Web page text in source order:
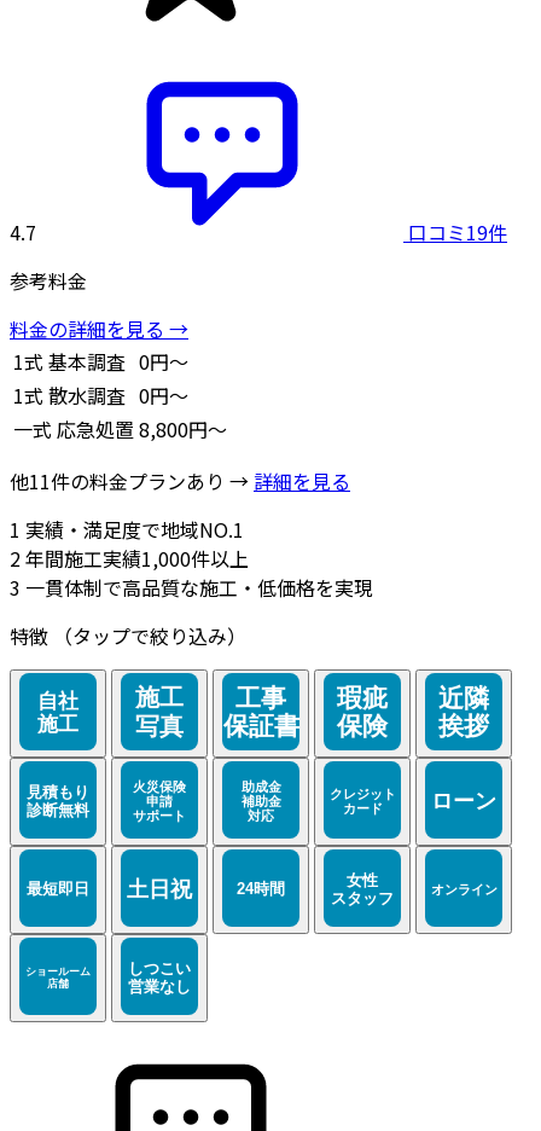
4.7
口コミ19件
参考料金
料金の詳細を見る →
1式 基本調査 0円～
1式 散水調査 0円～
一式 応急処置 8,800円～
他11件の料金プランあり → 詳細を見る
1 実績・満足度で地域NO.1
2年間施工実績1,000件以上
3 一貫体制で高品質な施工・低価格を実現
特徴
（タップで絞り込み）